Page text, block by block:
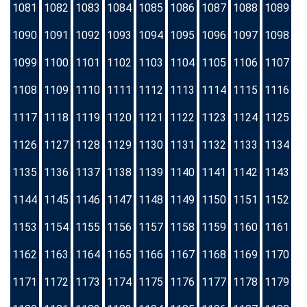
1081 1082 1083 1084 1085 1086 1087 1088 1089
1090 1091 1092 1093 1094 1095 1096 1097 1098
1099 1100 1101 1102 1103 1104 1105 1106 1107
1108 1109 1110 1111 1112 1113 1114 1115 1116
1117 1118 1119 1120 1121 1122 1123 1124 1125
1126 1127 1128 1129 1130 1131 1132 1133 1134
1135 1136 1137 1138 1139 1140 1141 1142 1143
1144 1145 1146 1147 1148 1149 1150 1151 1152
1153 1154 1155 1156 1157 1158 1159 1160 1161
1162 1163 1164 1165 1166 1167 1168 1169 1170
1171 1172 1173 1174 1175 1176 1177 1178 1179